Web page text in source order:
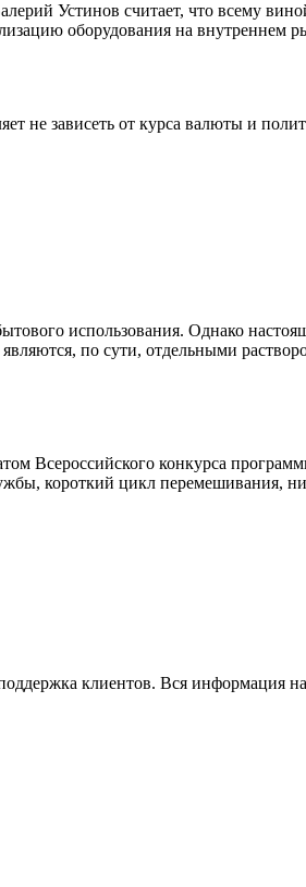
Устинов считает, что всему
оборудования на внутреннем
не зависеть от курса валюты и
использования. Однако
по сути, отдельными
Всероссийского конкурса
короткий цикл перемешивания,
клиентов. Вся информация на